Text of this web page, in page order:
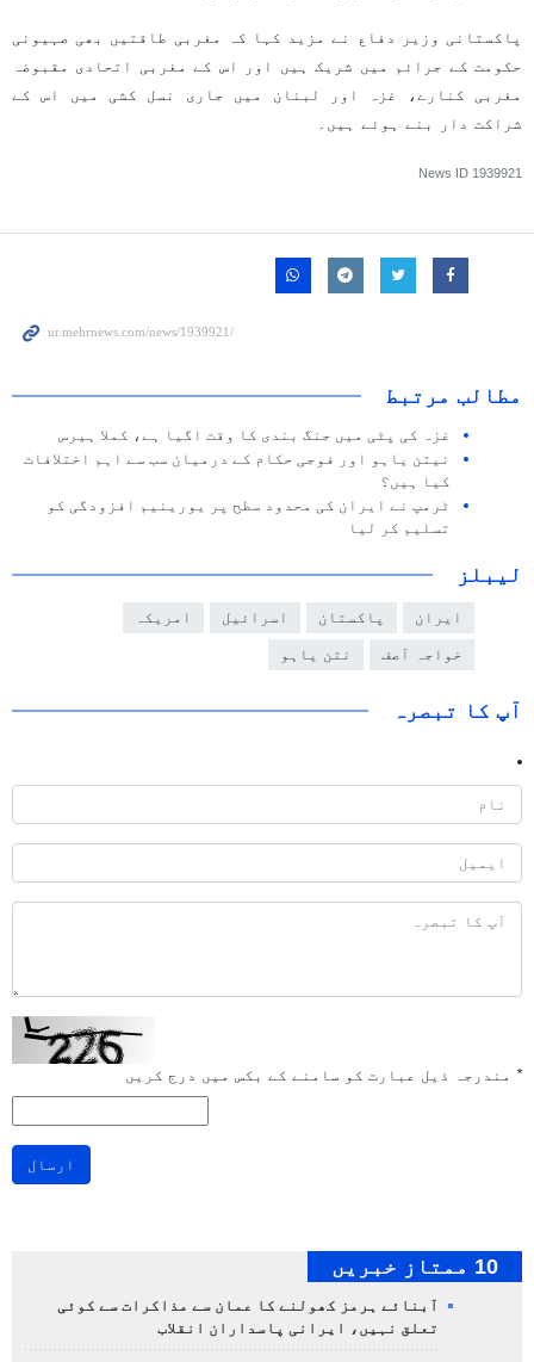
پاکستانی وزیر دفاع نے مزید کہا کہ مغربی طاقتیں بھی صہیونی
حکومت کے جرائم میں شریک ہیں اور اس کے مغربی اتحادی مقبوضہ
مغربی کنارے، غزہ اور لبنان میں جاری نسل کشی میں اس کے
شراکت دار بنے ہوئے ہیں۔
News ID 1939921
مطالب مرتبط
غزہ کی پٹی میں جنگ بندی کا وقت اگیا ہے، کملا ہیرس
نیتن یاہو اور فوجی حکام کے درمیان سب سے اہم اختلافات
کیا ہیں؟
ٹرمپ نے ایران کی محدود سطح پر یورینیم افزودگی کو
تسلیم کر لیا
لیبلز
ایران پاکستان اسرائیل امریکہ
خواجہ آصف نتن یاہو
آپ کا تبصرہ
* مندرجہ ذیل عبارت کو سامنے کے بکس میں درج کریں
ارسال
10 ممتاز خبریں
آبنائے ہرمز کھولنے کا عمان سے مذاکرات سے کوئی
تعلق نہیں، ایرانی پاسداران انقلاب